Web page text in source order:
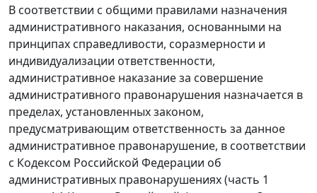
В соответствии с общими правилами назначения
административного наказания, основанными на
принципах справедливости, соразмерности и
индивидуализации ответственности,
административное наказание за совершение
административного правонарушения назначается в
пределах, установленных законом,
предусматривающим ответственность за данное
административное правонарушение, в соответствии
с Кодексом Российской Федерации об
административных правонарушениях (часть 1